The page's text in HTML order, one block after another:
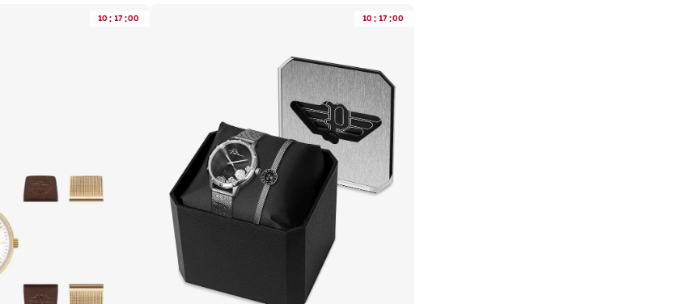
توصيل مجاني
على وشك النفاد
10 : 17 :00
10 : 17 :00